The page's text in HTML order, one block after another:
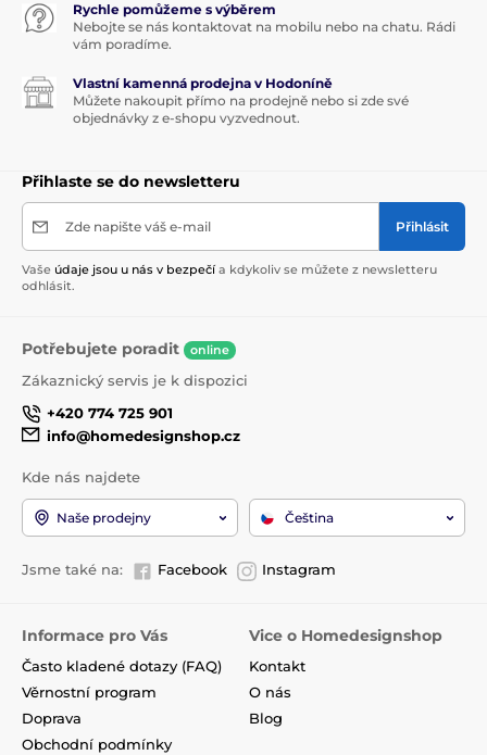
Rychle pomůžeme s výběrem
Nebojte se nás kontaktovat na mobilu nebo na chatu. Rádi
vám poradíme.
Vlastní kamenná prodejna v Hodoníně
Můžete nakoupit přímo na prodejně nebo si zde své
objednávky z e-shopu vyzvednout.
Přihlaste se do newsletteru
Zde napište váš e-mail Přihlásit
Vaše údaje jsou u nás v bezpečí a kdykoliv se můžete z newsletteru
odhlásit.
Potřebujete poradit online
Zákaznický servis je k dispozici
+420 774 725 901
info@homedesignshop.cz
Kde nás najdete
Naše prodejny Čeština
Jsme také na: Facebook Instagram
Informace pro Vás
Často kladené dotazy (FAQ)
Věrnostní program
Doprava
Obchodní podmínky
Vice o Homedesignshop
Kontakt
O nás
Blog